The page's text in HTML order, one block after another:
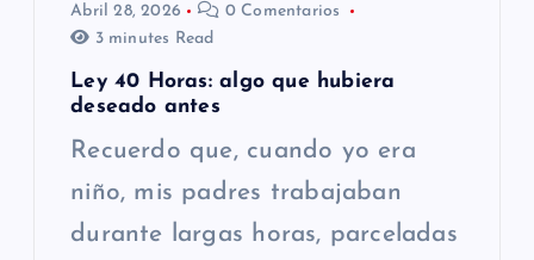
Abril 28, 2026
0 Comentarios
3 minutes Read
Ley 40 Horas: algo que hubiera
deseado antes
Recuerdo que, cuando yo era
niño, mis padres trabajaban
durante largas horas, parceladas